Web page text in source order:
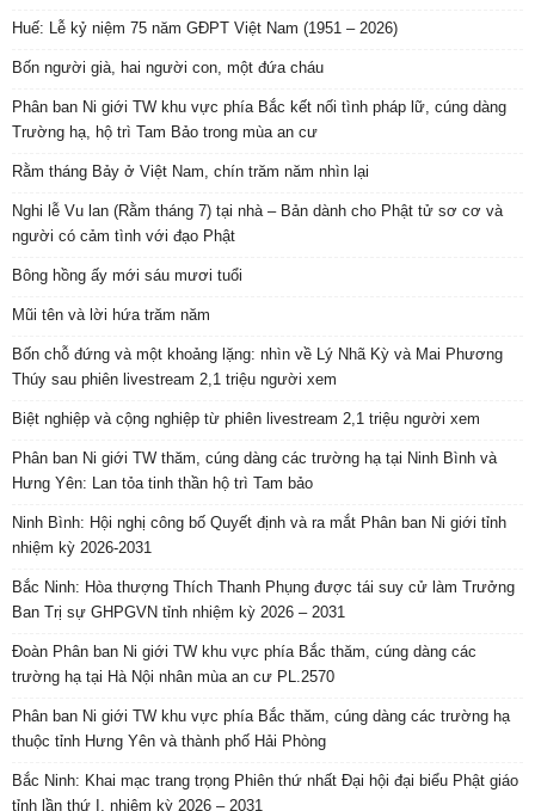
Huế: Lễ kỷ niệm 75 năm GĐPT Việt Nam (1951 – 2026)
Bốn người già, hai người con, một đứa cháu
Phân ban Ni giới TW khu vực phía Bắc kết nối tình pháp lữ, cúng dàng
Trường hạ, hộ trì Tam Bảo trong mùa an cư
Rằm tháng Bảy ở Việt Nam, chín trăm năm nhìn lại
Nghi lễ Vu lan (Rằm tháng 7) tại nhà – Bản dành cho Phật tử sơ cơ và
người có cảm tình với đạo Phật
Bông hồng ấy mới sáu mươi tuổi
Mũi tên và lời hứa trăm năm
Bốn chỗ đứng và một khoảng lặng: nhìn về Lý Nhã Kỳ và Mai Phương
Thúy sau phiên livestream 2,1 triệu người xem
Biệt nghiệp và cộng nghiệp từ phiên livestream 2,1 triệu người xem
Phân ban Ni giới TW thăm, cúng dàng các trường hạ tại Ninh Bình và
Hưng Yên: Lan tỏa tinh thần hộ trì Tam bảo
Ninh Bình: Hội nghị công bố Quyết định và ra mắt Phân ban Ni giới tỉnh
nhiệm kỳ 2026-2031
Bắc Ninh: Hòa thượng Thích Thanh Phụng được tái suy cử làm Trưởng
Ban Trị sự GHPGVN tỉnh nhiệm kỳ 2026 – 2031
Đoàn Phân ban Ni giới TW khu vực phía Bắc thăm, cúng dàng các
trường hạ tại Hà Nội nhân mùa an cư PL.2570
Phân ban Ni giới TW khu vực phía Bắc thăm, cúng dàng các trường hạ
thuộc tỉnh Hưng Yên và thành phố Hải Phòng
Bắc Ninh: Khai mạc trang trọng Phiên thứ nhất Đại hội đại biểu Phật giáo
tỉnh lần thứ I, nhiệm kỳ 2026 – 2031